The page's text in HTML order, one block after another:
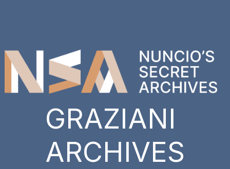
GRAZIANI
ARCHIVES